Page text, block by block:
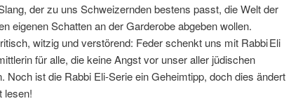
der zu uns Schweizernden bestens passt, die Welt der
eigenen Schatten an der Garderobe abgeben wollen.
witzig und verstörend: Feder schenkt uns mit Rabbi Eli
für alle, die keine Angst vor unser aller jüdischen
Noch ist die Rabbi Eli-Serie ein Geheimtipp, doch dies ändert
lesen!